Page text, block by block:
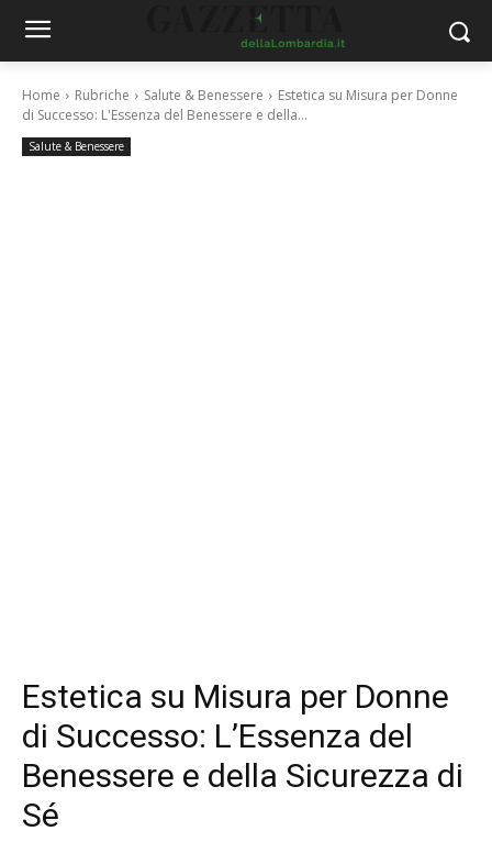
Home Rubriche Salute & Benessere
Estetica su Misura per Donne
di Successo: L'Essenza del Benessere e della...
Salute & Benessere
Estetica su Misura per Donne
di Successo: L’Essenza del
Benessere e della Sicurezza di
Sé